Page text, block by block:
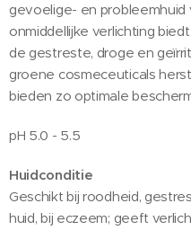
gevoelige- en
onmiddellijke verlichting
de gestreste, droge en
groene cosmeceuticals
bieden zo optimale
pH 5.0 - 5.5
Huidconditie
Geschikt bij roodheid,
huid, bij eczeem; geeft